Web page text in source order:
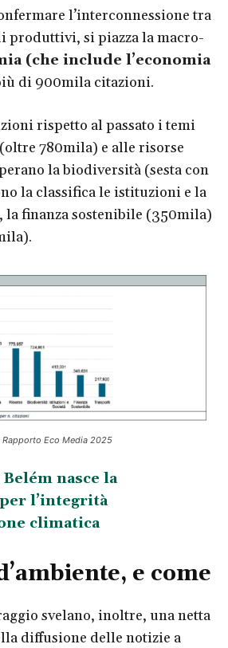
l’interconnessione tra
produttivi, si piazza la macro-
(che include l’economia
di 900mila citazioni.
rispetto al passato i temi
780mila) e alle risorse
la biodiversità (sesta con
la classifica le istituzioni e la
la finanza sostenibile (350mila)
Eco Media 2025
Belém nasce la
l’integrità
climatica
e come
svelano, inoltre, una netta
diffusione delle notizie a